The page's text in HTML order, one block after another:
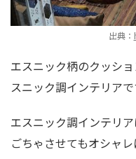
出典：
エスニック柄のクッシ
スニック調インテリアで
エスニック調インテリ
ごちゃさせてもオシャレ